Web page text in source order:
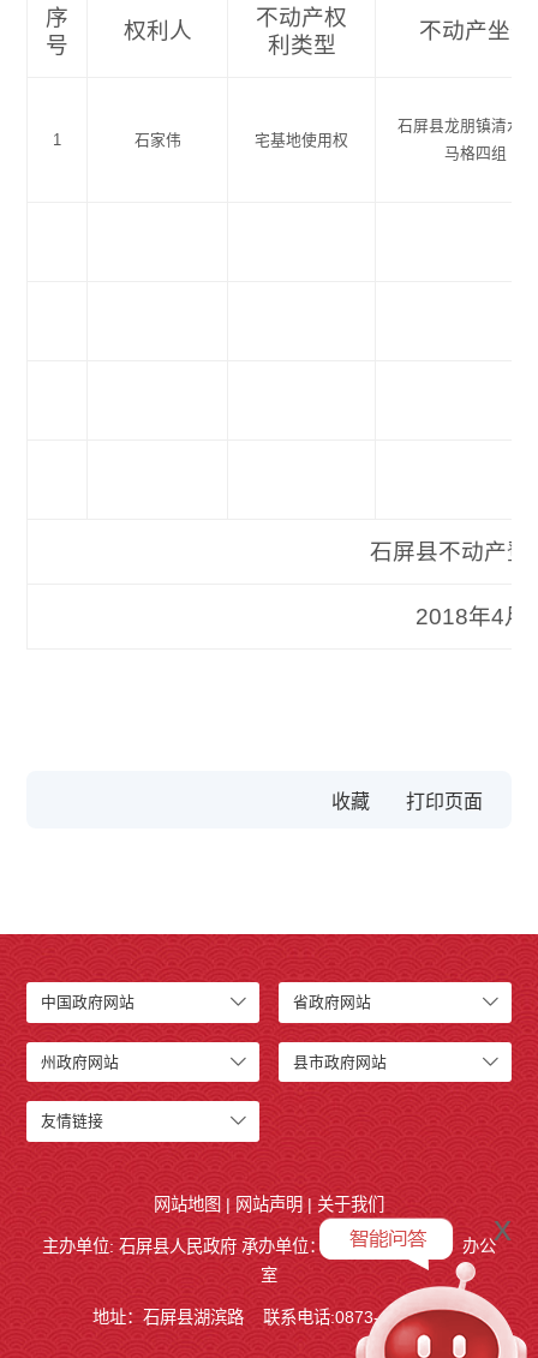
序
号
权利人
不动产权
利类型
不动产坐落
1 石家伟 宅基地使用权
石屏县龙朋镇清水
马格四组
石屏县不动产登记
2018年4月4
收藏
中国政府网站 省政府网站
州政府网站 县市政府网站
友情链接
网站地图 | 网站声明 | 关于我们
主办单位: 石屏县人民政府 承办单位： 石屏县人民政府 办公
室
地址：石屏县湖滨路 联系电话:0873-4858140
x